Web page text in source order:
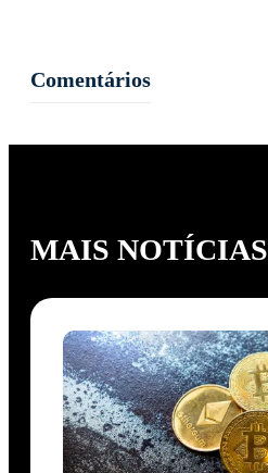
Comentários
MAIS NOTÍCIAS